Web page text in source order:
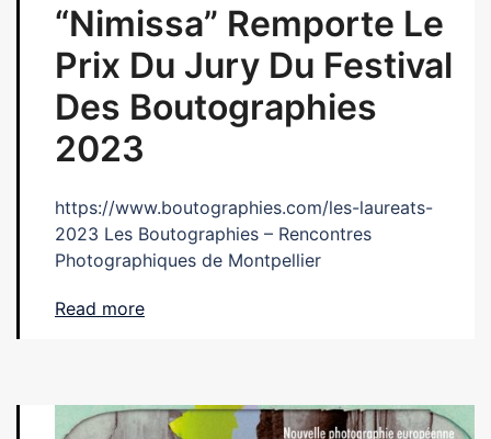
“Nimissa” Remporte Le
Prix Du Jury Du Festival
Des Boutographies
2023
https://www.boutographies.com/les-laureats-
2023 Les Boutographies – Rencontres
Photographiques de Montpellier
Read more